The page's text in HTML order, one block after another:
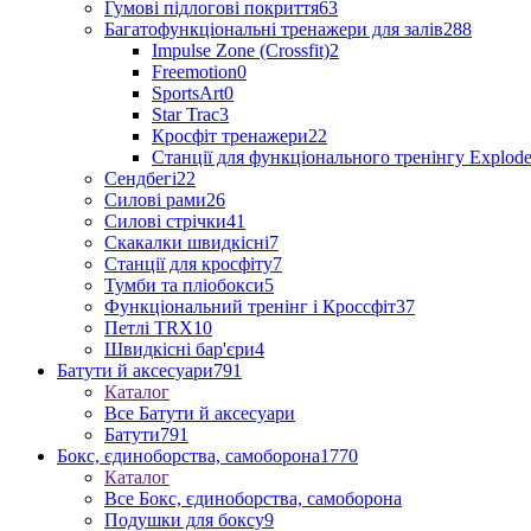
Гумові підлогові покриття63
Багатофункціональні тренажери для залів288
Impulse Zone (Crossfit)2
Freemotion0
SportsArt0
Star Trac3
Кросфіт тренажери22
Станції для функціонального тренінгу Explode
Сендбегі22
Силові рами26
Силові стрічки41
Скакалки швидкісні7
Станції для кросфіту7
Тумби та пліобокси5
Функціональний тренінг і Кроссфіт37
Петлі TRX10
Швидкісні бар'єри4
Батути й аксесуари791
Каталог
Все Батути й аксесуари
Батути791
Бокс, єдиноборства, самоборона1770
Каталог
Все Бокс, єдиноборства, самоборона
Подушки для боксу9